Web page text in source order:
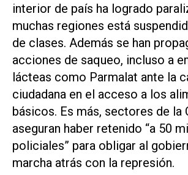
interior de país ha logrado
muchas regiones está
de clases. Además se han
acciones de saqueo, incluso a
lácteas como Parmalat ante la
ciudadana en el acceso a los
básicos. Es más, sectores de la
aseguran haber retenido “a 50
policiales” para obligar al
marcha atrás con la represión.